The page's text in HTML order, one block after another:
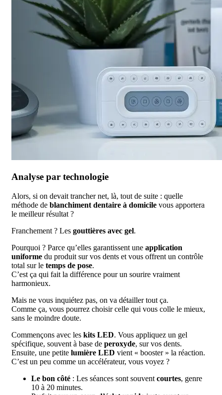
Analyse par technologie
Alors, si on devait trancher net, là, tout de suite : quelle
méthode de blanchiment dentaire à domicile vous apportera
le meilleur résultat ?
Franchement ? Les gouttières avec gel.
Pourquoi ? Parce qu’elles garantissent une application
uniforme du produit sur vos dents et vous offrent un contrôle
total sur le temps de pose.
C’est ça qui fait la différence pour un sourire vraiment
harmonieux.
Mais ne vous inquiétez pas, on va détailler tout ça.
Comme ça, vous pourrez choisir celle qui vous colle le mieux,
sans le moindre doute.
Commençons avec les kits LED. Vous appliquez un gel
spécifique, souvent à base de peroxyde, sur vos dents.
Ensuite, une petite lumière LED vient « booster » la réaction.
C’est un peu comme un accélérateur, vous voyez ?
Le bon côté : Les séances sont souvent courtes, genre
10 à 20 minutes.